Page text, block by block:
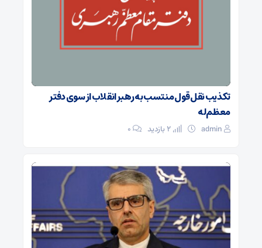
تکذیب نقل قول منتسب به رهبر انقلاب از سوی دفتر
معظم‌له
admin ۰